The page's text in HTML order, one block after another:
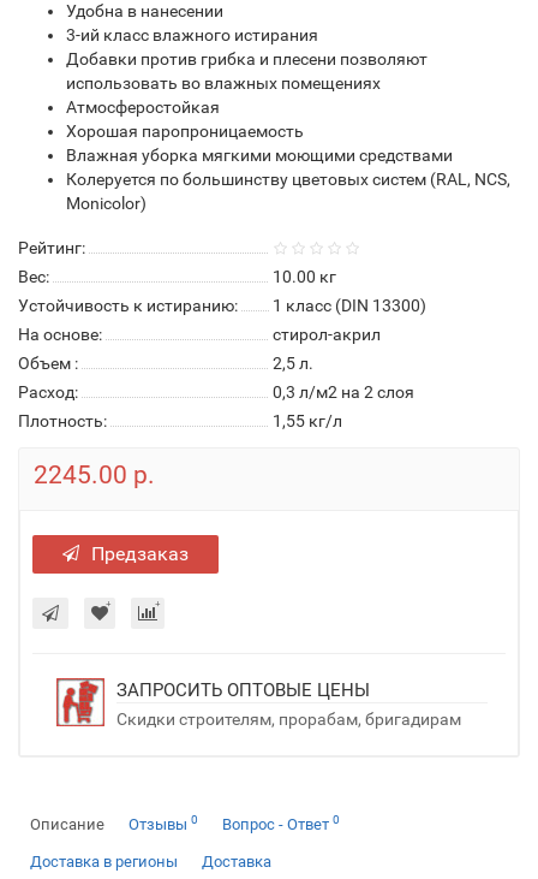
Удобна в нанесении
3-ий класс влажного истирания
Добавки против грибка и плесени позволяют
использовать во влажных помещениях
Атмосферостойкая
Хорошая паропроницаемость
Влажная уборка мягкими моющими средствами
Колеруется по большинству цветовых систем (RAL, NCS,
Monicolor)
Рейтинг:
Вес:
10.00 кг
Устойчивость к истиранию:
1 класс (DIN 13300)
На основе:
стирол-акрил
Объем :
2,5 л.
Расход:
0,3 л/м2 на 2 слоя
Плотность:
1,55 кг/л
2245.00 р.
Предзаказ
ЗАПРОСИТЬ ОПТОВЫЕ ЦЕНЫ
Скидки строителям, прорабам, бригадирам
Описание Отзывы 0 Вопрос - Ответ 0
Доставка в регионы Доставка